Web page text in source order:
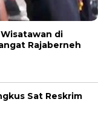
di
Rajaberneh
Sat Reskrim